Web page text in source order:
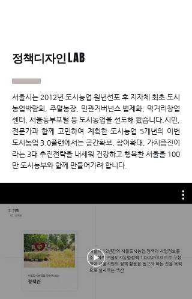
정책디자인LAB
서울시는 2012년 도시농업 원년선포 후 지자체 최초 도시
농업박람회, 주말농장, 민관거버넌스 법제화, 먹거리창업
센터, 서울농부포털 등 도시농업을 선도해 왔습니다. 시민,
전문가과 함께 고민하여 계획한 도시농업 5개년의 이번
도시농업 3.0플랜에서는 공간확보, 참여확대, 가치증진이
라는 3대 추진전략을 내세워 건강하고 행복한 서울을 100
만 도시농부와 함께 만들어가려 합니다.